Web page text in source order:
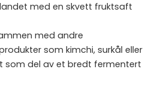
med en skvett fruktsaft
med andre
som kimchi, surkål eller
som del av et bredt fermentert